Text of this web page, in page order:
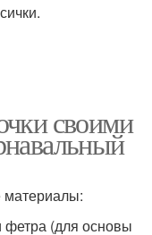
своими
фетра (для основы